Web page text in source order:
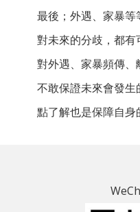
最後；外遇、家暴等
對未來的分歧，都
對外遇、家暴頻傳
不敢保證未來會發
點了解也是保障自身